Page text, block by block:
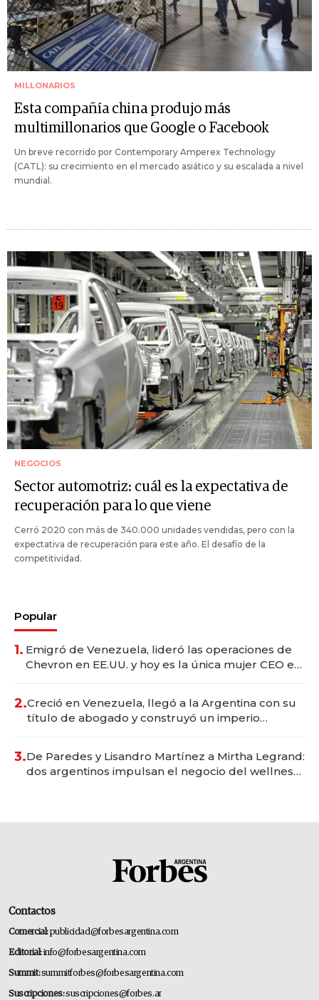
MILLONARIOS
Esta compañía china produjo más
multimillonarios que Google o Facebook
Un breve recorrido por Contemporary Amperex Technology
(CATL): su crecimiento en el mercado asiático y su escalada a nivel
mundial.
NEGOCIOS
Sector automotriz: cuál es la expectativa de
recuperación para lo que viene
Cerró 2020 con más de 340.000 unidades vendidas, pero con la
expectativa de recuperación para este año. El desafío de la
competitividad.
Popular
1. Emigró de Venezuela, lideró las operaciones de
Chevron en EE.UU. y hoy es la única mujer CEO en
2.Creció en Venezuela, llegó a la Argentina con su
título de abogado y construyó un imperio
3.De Paredes y Lisandro Martínez a Mirtha Legrand:
dos argentinos impulsan el negocio del wellness
Contactos
Comercial:publicidad@forbesargentina.com
Editorial:info@forbesargentina.com
Summit:summitforbes@forbesargentina.com
Suscripciones:suscripciones@forbes.ar